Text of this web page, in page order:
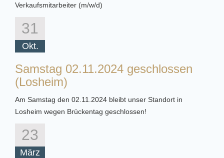
Verkaufsmitarbeiter (m/w/d)
31
Okt.
Samstag 02.11.2024 geschlossen
(Losheim)
Am Samstag den 02.11.2024 bleibt unser Standort in
Losheim wegen Brückentag geschlossen!
23
März